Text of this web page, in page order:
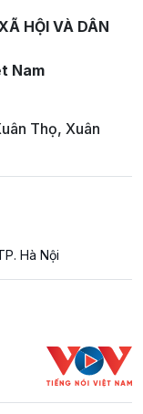
HỘI VÀ DÂN
Nam
Thọ, Xuân
Hà Nội